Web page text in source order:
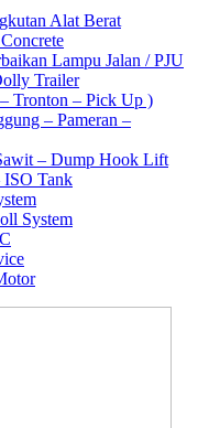
Alat Berat
Lampu Jalan / PJU
Trailer
Tronton – Pick Up )
– Pameran –
– Dump Hook Lift
ISO Tank
System